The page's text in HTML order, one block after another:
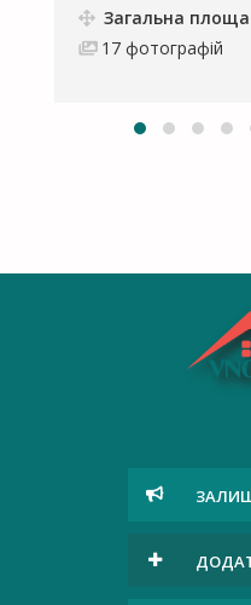
Загальна
17 фотографій